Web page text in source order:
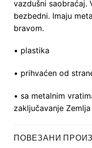
vazdušni saobraćaj.
bezbedni. Imaju
bravom.
• plastika
• prihvaćen od
• sa metalnim
zaključavanje
ПОВЕЗАНИ